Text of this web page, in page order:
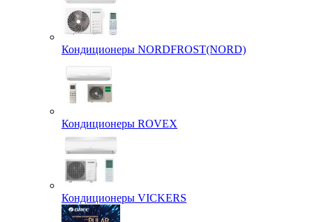
Кондиционеры NORDFROST(NORD)
Кондиционеры ROVEX
Кондиционеры VICKERS